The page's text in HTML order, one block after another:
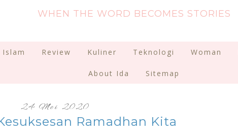
WHEN THE WORD BECOMES STORIES
Islam Review Kuliner Teknologi Woman
About Ida Sitemap
24 Mei 2020
Ramadhan Kita